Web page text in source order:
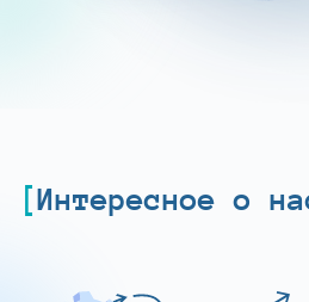
Интересное о